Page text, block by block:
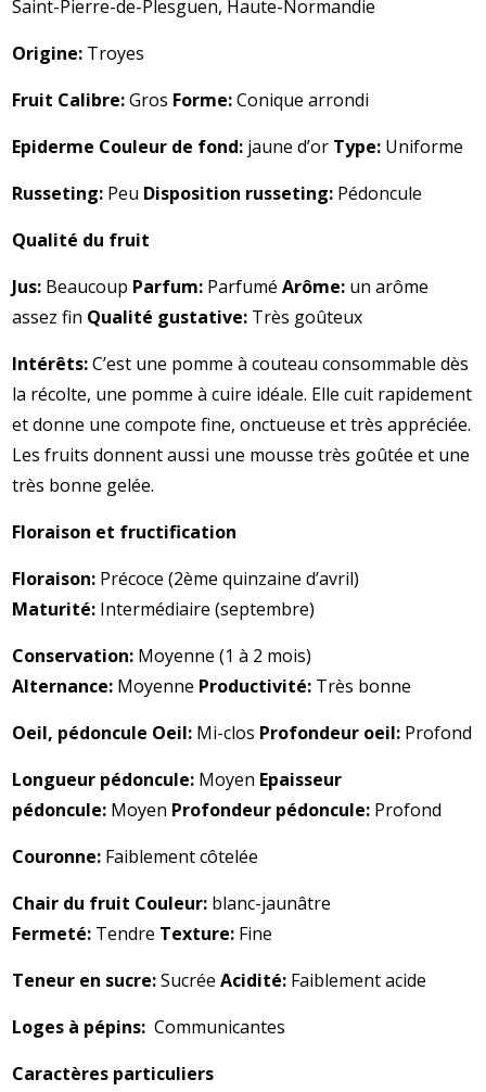
Saint-Pierre-de-Plesguen, Haute-Normandie
Origine: Troyes
Fruit Calibre:Gros Forme:Conique arrondi
Epiderme Couleur de fond: jaune d’or Type: Uniforme
Russeting: Peu Disposition russeting: Pédoncule
Qualité du fruit
Jus: Beaucoup Parfum: ParfuméArôme: un arôme
assez fin Qualité gustative: Très goûteux
Intérêts:C’est une pomme à couteau consommable dès
la récolte, une pomme à cuire idéale. Elle cuit rapidement
et donne une compote fine, onctueuse et très appréciée.
Les fruits donnent aussi une mousse très goûtée et une
très bonne gelée.
Floraison et fructification
Floraison: Précoce (2ème quinzaine d’avril)
Maturité: Intermédiaire (septembre)
Conservation: Moyenne (1 à 2 mois)
Alternance: Moyenne Productivité: Très bonne
Oeil, pédoncule Oeil: Mi-clos Profondeur oeil: Profond
Longueur pédoncule: Moyen Epaisseur
pédoncule: Moyen Profondeur pédoncule: Profond
Couronne: Faiblement côtelée
Chair du fruit Couleur: blanc-jaunâtre
Fermeté: Tendre Texture: Fine
Teneur en sucre:SucréeAcidité: Faiblement acide
Loges à pépins:Communicantes
Caractères particuliers